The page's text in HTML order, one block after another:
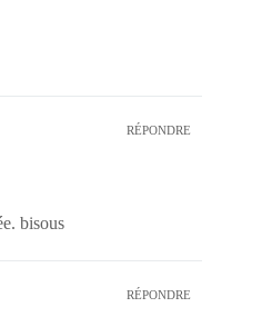
RÉPONDRE
bisous
RÉPONDRE